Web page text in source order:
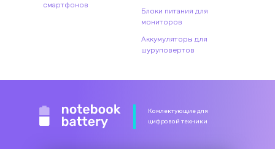
смартфонов
Блоки питания для
мониторов
Аккумуляторы для
шуруповертов
Комлектующие для
цифровой техники